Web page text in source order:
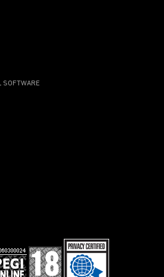
SOFTWARE